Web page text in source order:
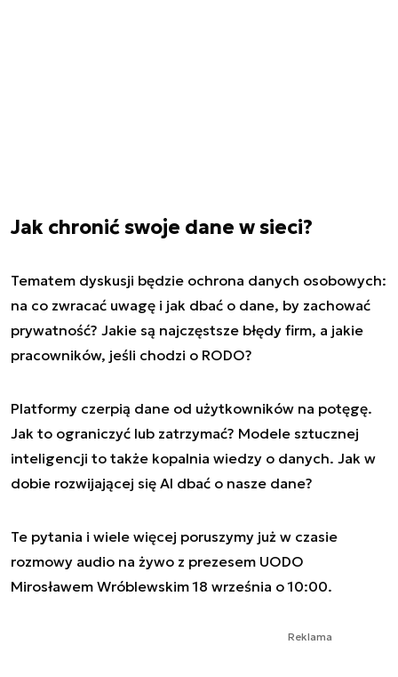
Jak chronić swoje dane w sieci?
Tematem dyskusji będzie ochrona danych osobowych:
na co zwracać uwagę i jak dbać o dane, by zachować
prywatność? Jakie są najczęstsze błędy firm, a jakie
pracowników, jeśli chodzi o RODO?
Platformy czerpią dane od użytkowników na potęgę.
Jak to ograniczyć lub zatrzymać? Modele sztucznej
inteligencji to także kopalnia wiedzy o danych. Jak w
dobie rozwijającej się AI dbać o nasze dane?
Te pytania i wiele więcej poruszymy już w czasie
rozmowy audio na żywo z prezesem UODO
Mirosławem Wróblewskim 18 września o 10:00.
Reklama